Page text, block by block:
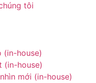
tôi
(in-house)
(in-house)
mới (in-house)